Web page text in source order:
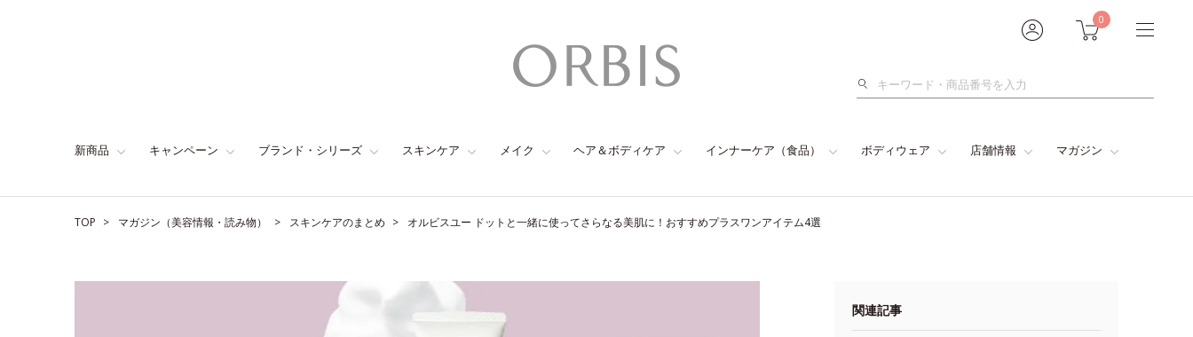
0
検
新商品 キャンペーン ブランド・シリーズ スキンケア メイク ヘア＆ボディケア インナーケア（食品） ボディウェア 店舗情報 マガジン
TOP マガジン（美容情報・読み物） スキンケアのまとめ オルビスユー ドットと一緒に使ってさらなる美肌に！おすすめプラスワンアイテム4選
関連記事